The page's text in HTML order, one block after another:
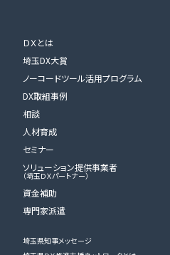
ＤＸとは
埼玉DX大賞
ノーコードツール活用プログラム
DX取組事例
相談
人材育成
セミナー
ソリューション提供事業者
（埼玉ＤＸパートナー）
資金補助
専門家派遣
埼玉県知事メッセージ